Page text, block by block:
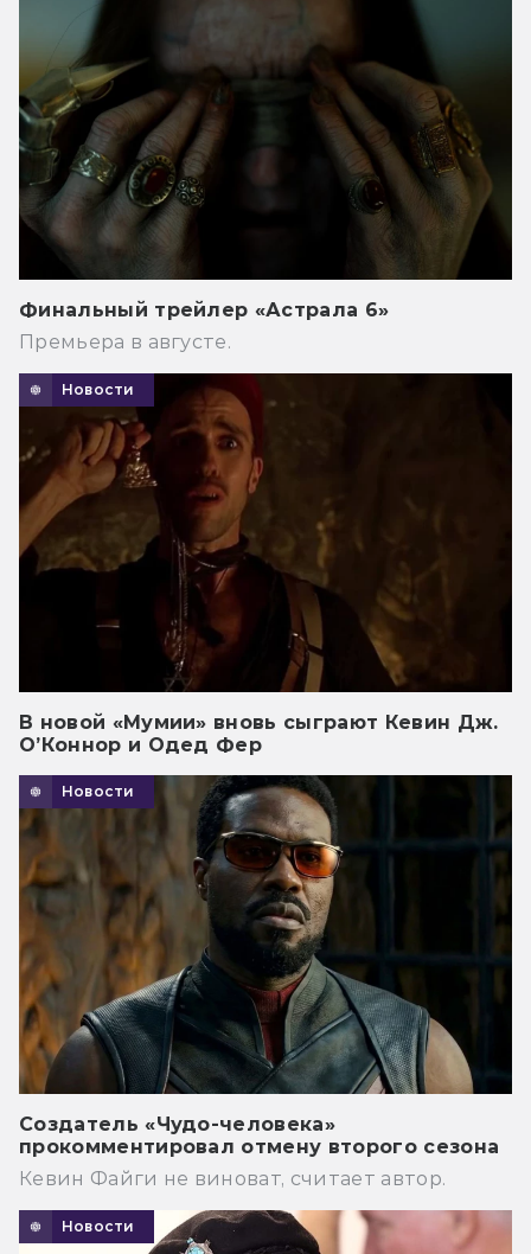
Финальный трейлер «Астрала 6»
Премьера в августе.
Новости
В новой «Мумии» вновь сыграют Кевин Дж.
О’Коннор и Одед Фер
Новости
Создатель «Чудо-человека»
прокомментировал отмену второго сезона
Кевин Файги не виноват, считает автор.
Новости